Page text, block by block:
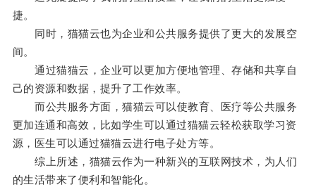
捷。
同时，猫猫云也为企业和公共服务提供了更大的发展空
间。
通过猫猫云，企业可以更加方便地管理、存储和共享自
己的资源和数据，提升了工作效率。
而公共服务方面，猫猫云可以使教育、医疗等公共服务
更加连通和高效，比如学生可以通过猫猫云轻松获取学习资
源，医生可以通过猫猫云进行电子处方等。
综上所述，猫猫云作为一种新兴的互联网技术，为人们
的生活带来了便利和智能化。